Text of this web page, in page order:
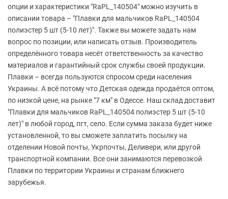
опции и характеристики "RaPL_140504" можно изучить в
описании товара – "Плавки для мальчиков RaPL_140504
полиэстер 5 шт (5-10 лет)". Также вы можете задать нам
вопрос по позиции, или написать отзыв. Производитель
определённого товара несёт ответственность за качество
материалов и гарантийный срок службы своей продукции.
Плавки – всегда пользуются спросом среди населения
Украины. А всё потому что Детская одежда продаётся оптом,
по низкой цене, на рынке "7 км" в Одессе. Наш склад доставит
"Плавки для мальчиков RaPL_140504 полиэстер 5 шт (5-10
лет)" в любой город, пгт, село. Если сумма заказа будет ниже
установленной, то вы сможете заплатить посылку на
отделении Новой почты, Укрпочты, Деливери, или другой
транспортной компании. Все они занимаются перевозкой
Плавки по территории Украины и странам ближнего
зарубежья.